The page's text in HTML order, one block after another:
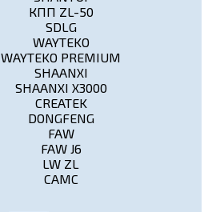
КПП ZL-50
SDLG
WAYTEKO
WAYTEKO PREMIUM
SHAANXI
SHAANXI X3000
CREATEK
DONGFENG
FAW
FAW J6
LW ZL
CAMC